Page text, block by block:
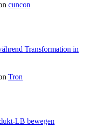
cuncon
Transformation in
Tron
LB bewegen